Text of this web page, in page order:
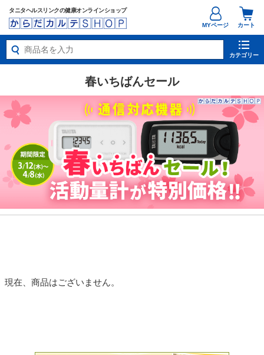
タニタヘルスリンクの健康オンラインショップ
カート
MYページ
カテゴリー
春いちばんセール
現在、商品はございません。